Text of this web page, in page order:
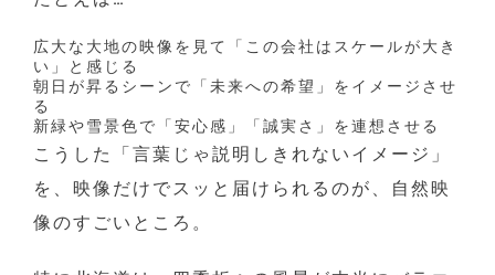
広大な大地の映像を見て「この会社はスケールが大き
い」と感じる
朝日が昇るシーンで「未来への希望」をイメージさせ
る
新緑や雪景色で「安心感」「誠実さ」を連想させる
こうした「言葉じゃ説明しきれないイメージ」
を、映像だけでスッと届けられるのが、自然映
像のすごいところ。